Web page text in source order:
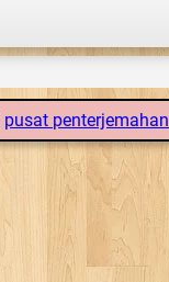
pusat penterjemahan